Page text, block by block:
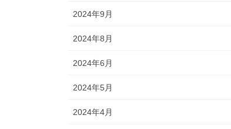
2024年9月
2024年8月
2024年6月
2024年5月
2024年4月